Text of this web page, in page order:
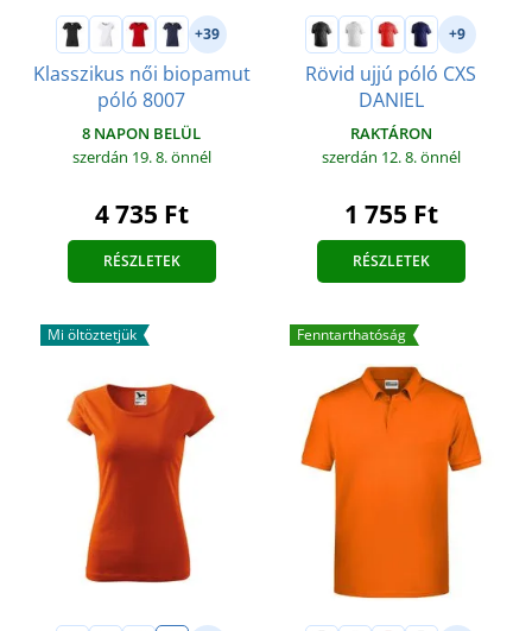
+39
Klasszikus női biopamut
póló 8007
8 NAPON BELÜL
szerdán 19. 8.önnél
4 735 Ft
RÉSZLETEK
+9
Rövid ujjú póló CXS
DANIEL
RAKTÁRON
szerdán 12. 8.önnél
1 755 Ft
RÉSZLETEK
Mi öltöztetjük Fenntarthatóság